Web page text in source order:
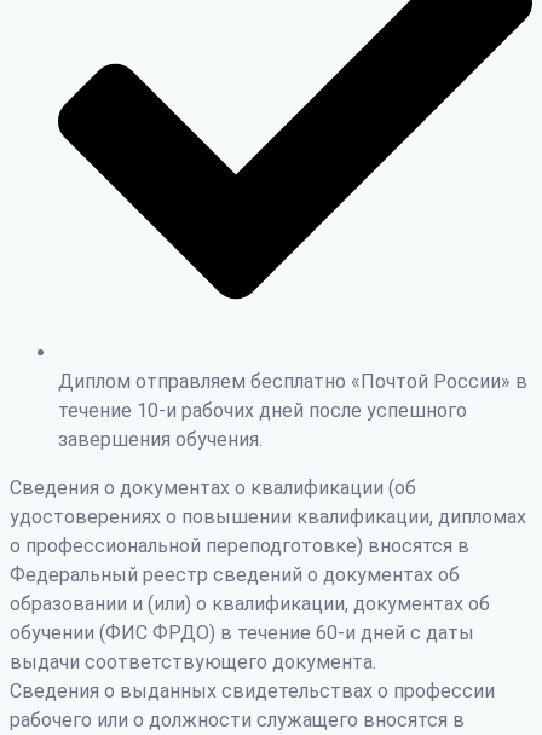
Диплом отправляем бесплатно «Почтой России» в
течение 10-и рабочих дней после успешного
завершения обучения.
Сведения о документах о квалификации (об
удостоверениях о повышении квалификации, дипломах
о профессиональной переподготовке) вносятся в
Федеральный реестр сведений о документах об
образовании и (или) о квалификации, документах об
обучении (ФИС ФРДО) в течение 60-и дней с даты
выдачи соответствующего документа.
Сведения о выданных свидетельствах о профессии
рабочего или о должности служащего вносятся в